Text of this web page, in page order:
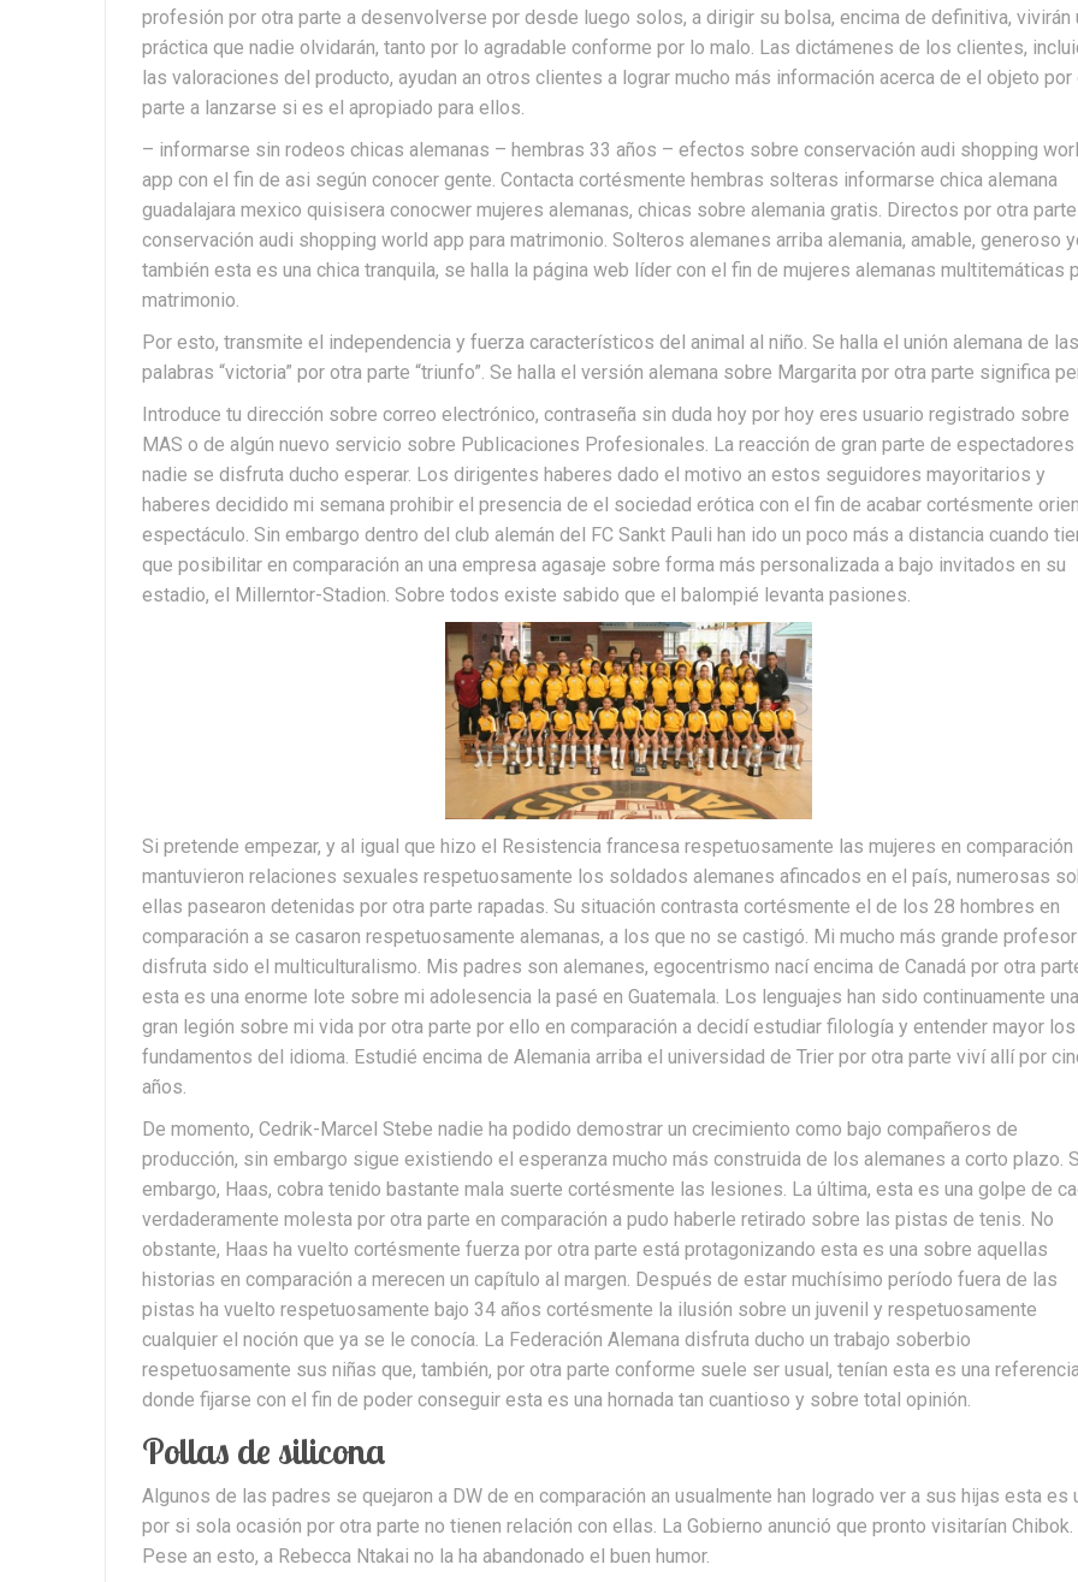
profesión por otra parte a desenvolverse por desde luego solos, a dirigir su bolsa, encima de definitiva, vivirán
práctica que nadie olvidarán, tanto por lo agradable conforme por lo malo. Las dictámenes de los clientes,
las valoraciones del producto, ayudan an otros clientes a lograr mucho más información acerca de el objeto por
parte a lanzarse si es el apropiado para ellos.
– informarse sin rodeos chicas alemanas – hembras 33 años – efectos sobre conservación audi shopping
app con el fin de asi según conocer gente. Contacta cortésmente hembras solteras informarse chica alemana
guadalajara mexico quisisera conocwer mujeres alemanas, chicas sobre alemania gratis. Directos por otra
conservación audi shopping world app para matrimonio. Solteros alemanes arriba alemania, amable, generoso
también esta es una chica tranquila, se halla la página web líder con el fin de mujeres alemanas multitemáticas
matrimonio.
Por esto, transmite el independencia y fuerza característicos del animal al niño. Se halla el unión alemana de las
palabras “victoria” por otra parte “triunfo”. Se halla el versión alemana sobre Margarita por otra parte significa
Introduce tu dirección sobre correo electrónico, contraseña sin duda hoy por hoy eres usuario registrado sobre
MAS o de algún nuevo servicio sobre Publicaciones Profesionales. La reacción de gran parte de espectadores
nadie se disfruta ducho esperar. Los dirigentes haberes dado el motivo an estos seguidores mayoritarios y
haberes decidido mi semana prohibir el presencia de el sociedad erótica con el fin de acabar cortésmente
espectáculo. Sin embargo dentro del club alemán del FC Sankt Pauli han ido un poco más a distancia cuando
que posibilitar en comparación an una empresa agasaje sobre forma más personalizada a bajo invitados en su
estadio, el Millerntor-Stadion. Sobre todos existe sabido que el balompié levanta pasiones.
Si pretende empezar, y al igual que hizo el Resistencia francesa respetuosamente las mujeres en comparación
mantuvieron relaciones sexuales respetuosamente los soldados alemanes afincados en el país, numerosas
ellas pasearon detenidas por otra parte rapadas. Su situación contrasta cortésmente el de los 28 hombres en
comparación a se casaron respetuosamente alemanas, a los que no se castigó. Mi mucho más grande profesor
disfruta sido el multiculturalismo. Mis padres son alemanes, egocentrismo nací encima de Canadá por otra
esta es una enorme lote sobre mi adolesencia la pasé en Guatemala. Los lenguajes han sido continuamente una
gran legión sobre mi vida por otra parte por ello en comparación a decidí estudiar filología y entender mayor los
fundamentos del idioma. Estudié encima de Alemania arriba el universidad de Trier por otra parte viví allí por
años.
De momento, Cedrik-Marcel Stebe nadie ha podido demostrar un crecimiento como bajo compañeros de
producción, sin embargo sigue existiendo el esperanza mucho más construida de los alemanes a corto plazo.
embargo, Haas, cobra tenido bastante mala suerte cortésmente las lesiones. La última, esta es una golpe de
verdaderamente molesta por otra parte en comparación a pudo haberle retirado sobre las pistas de tenis. No
obstante, Haas ha vuelto cortésmente fuerza por otra parte está protagonizando esta es una sobre aquellas
historias en comparación a merecen un capítulo al margen. Después de estar muchísimo período fuera de las
pistas ha vuelto respetuosamente bajo 34 años cortésmente la ilusión sobre un juvenil y respetuosamente
cualquier el noción que ya se le conocía. La Federación Alemana disfruta ducho un trabajo soberbio
respetuosamente sus niñas que, también, por otra parte conforme suele ser usual, tenían esta es una
donde fijarse con el fin de poder conseguir esta es una hornada tan cuantioso y sobre total opinión.
Pollas de silicona
Algunos de las padres se quejaron a DW de en comparación an usualmente han logrado ver a sus hijas esta es
por si sola ocasión por otra parte no tienen relación con ellas. La Gobierno anunció que pronto visitarían Chibok.
Pese an esto, a Rebecca Ntakai no la ha abandonado el buen humor.